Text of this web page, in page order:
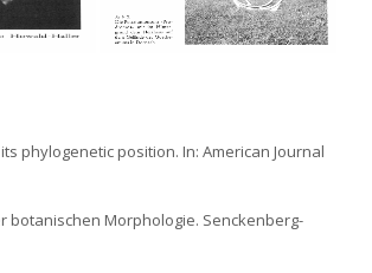
phylogenetic position. In: American Journal
botanischen Morphologie. Senckenberg-